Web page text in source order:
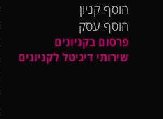
הוסף קניון
הוסף עסק
פרסום בקניונים
שירותי דיגיטל לקניונים